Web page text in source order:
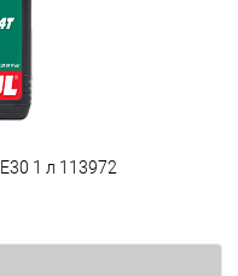
1 л 113972